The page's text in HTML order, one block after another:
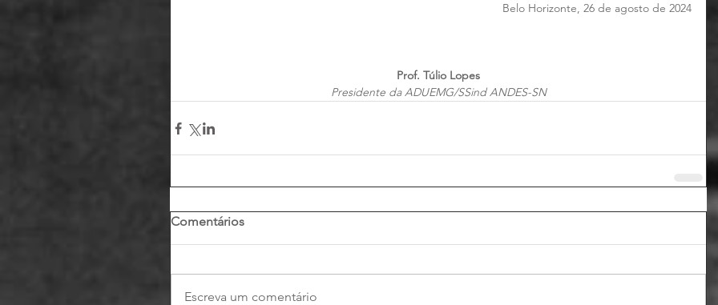
Belo Horizonte, 26 de agosto de 2024
Prof. Túlio Lopes
Presidente da ADUEMG/SSind ANDES-SN
Comentários
Escreva um comentário